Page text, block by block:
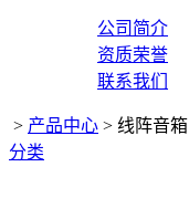
公司简介
资质荣誉
联系我们
> 产品中心 > 线阵音箱
分类